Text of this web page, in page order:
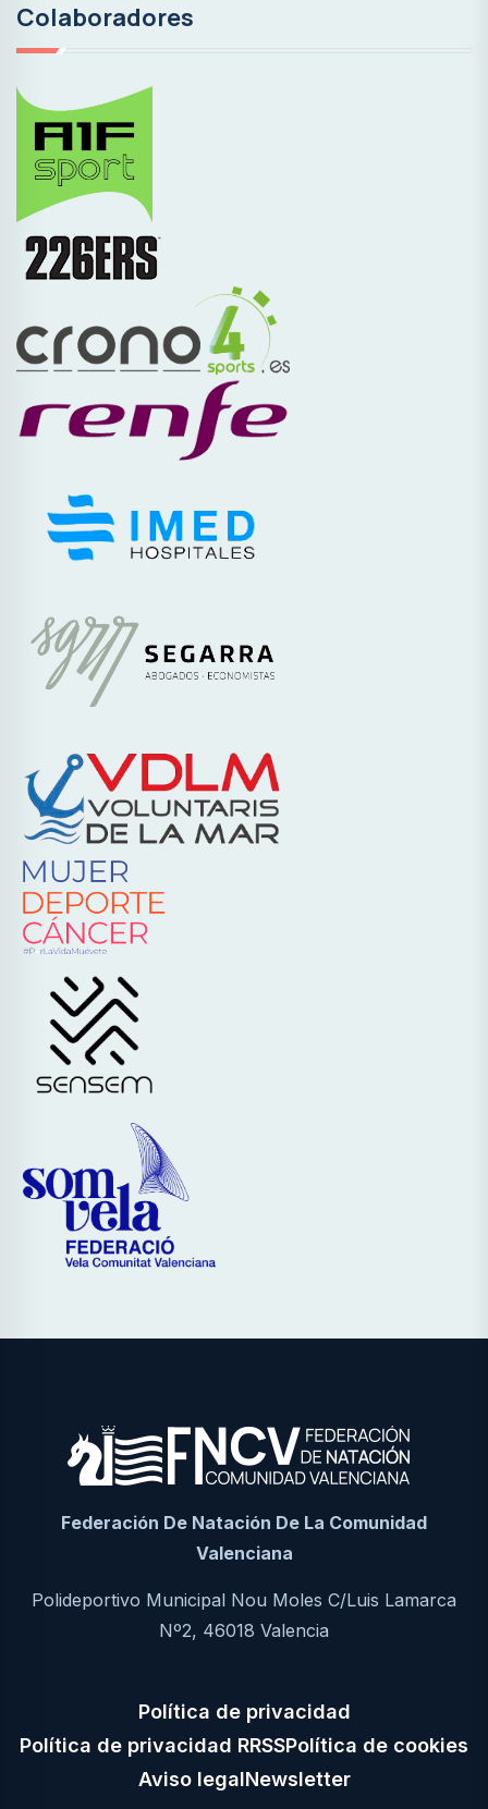
Colaboradores
Federación De Natación De La Comunidad
Valenciana
Polideportivo Municipal Nou Moles C/Luis Lamarca
Nº2, 46018 Valencia
Política de privacidad
Política de privacidad RRSSPolítica de cookies
Aviso legalNewsletter